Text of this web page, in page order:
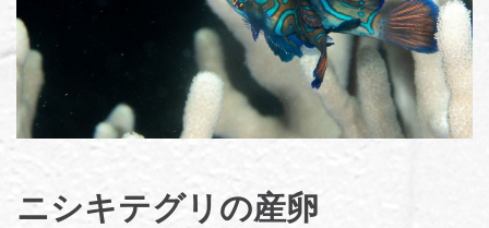
ニシキテグリの産卵